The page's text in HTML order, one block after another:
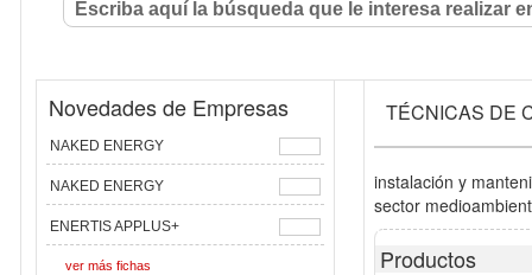
Novedades de Empresas
NAKED ENERGY
NAKED ENERGY
ENERTIS APPLUS+
ver más fichas
TÉCNICAS DE
instalación y
sector
Productos